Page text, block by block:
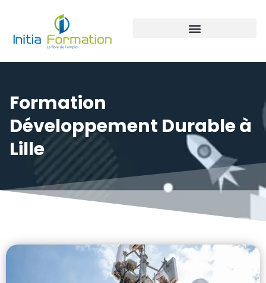
Formation
Développement Durable à
Lille